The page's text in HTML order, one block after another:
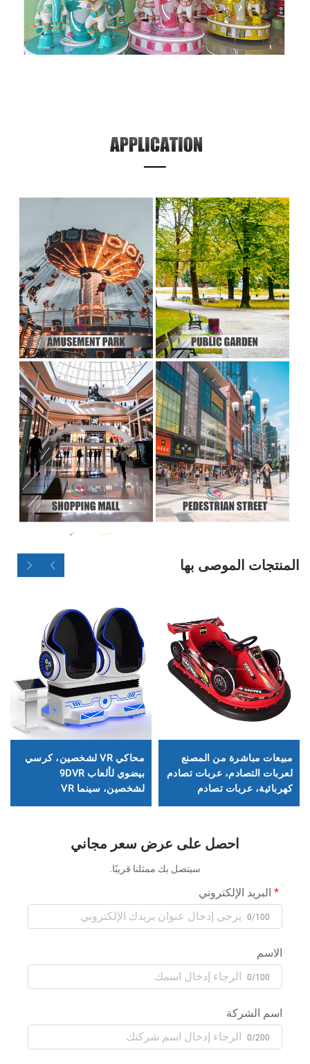
المنتجات الموصى بها
مبيعات مباشرة من المصنع
لعربات التصادم، عربات تصادم
كهربائية، عربات تصادم
محاكي VR لشخصين، كرسي
بيضوي لألعاب 9DVR
لشخصين، سينما VR
احصل على عرض سعر مجاني
سيتصل بك ممثلنا قريبًا.
البريد الإلكتروني
0/100
الاسم
0/100
اسم الشركة
0/200